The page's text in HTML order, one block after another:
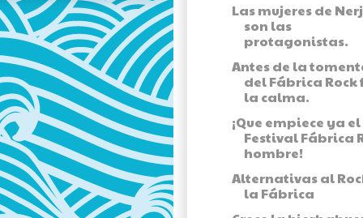
Las mujeres de
son las
protagonistas.
Antes de la
del Fábrica Rock
la calma.
¡Que empiece ya el
Festival Fábrica
hombre!
Alternativas al
la Fábrica